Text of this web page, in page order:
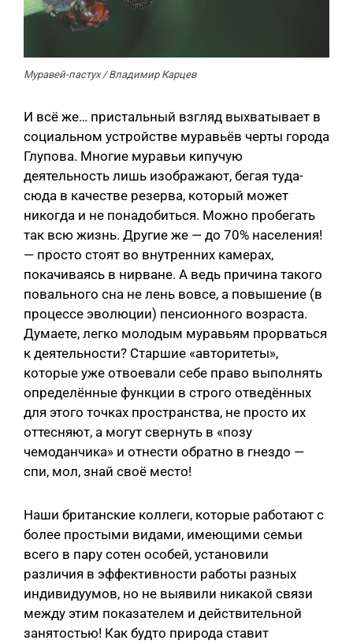
Муравей-пастух / Владимир Карцев
И всё же… пристальный взгляд выхватывает в
социальном устройстве муравьёв черты города
Глупова. Многие муравьи кипучую
деятельность лишь изображают, бегая туда-
сюда в качестве резерва, который может
никогда и не понадобиться. Можно пробегать
так всю жизнь. Другие же — до 70% населения!
— просто стоят во внутренних камерах,
покачиваясь в нирване. А ведь причина такого
повального сна не лень вовсе, а повышение (в
процессе эволюции) пенсионного возраста.
Думаете, легко молодым муравьям прорваться
к деятельности? Старшие «авторитеты»,
которые уже отвоевали себе право выполнять
определённые функции в строго отведённых
для этого точках пространства, не просто их
оттесняют, а могут свернуть в «позу
чемоданчика» и отнести обратно в гнездо —
спи, мол, знай своё место!
Наши британские коллеги, которые работают с
более простыми видами, имеющими семьи
всего в пару сотен особей, установили
различия в эффективности работы разных
индивидуумов, но не выявили никакой связи
между этим показателем и действительной
занятостью! Как будто природа ставит